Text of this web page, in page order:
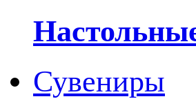
Сувениры